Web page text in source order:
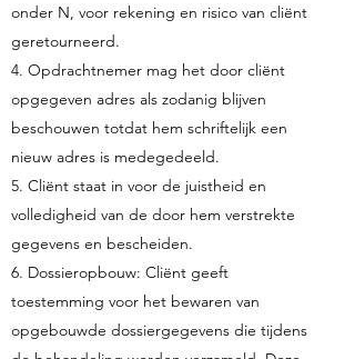
onder N, voor rekening en risico van cliënt
geretourneerd.
4. Opdrachtnemer mag het door cliënt
opgegeven adres als zodanig blijven
beschouwen totdat hem schriftelijk een
nieuw adres is medegedeeld.
5. Cliënt staat in voor de juistheid en
volledigheid van de door hem verstrekte
gegevens en bescheiden.
6. Dossieropbouw: Cliënt geeft
toestemming voor het bewaren van
opgebouwde dossiergegevens die tijdens